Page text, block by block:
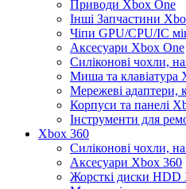
Приводи Xbox One
Інші Запчастини
Чіпи GPU/CPU/IC
Аксесуари Xbox One
Силіконові чохли,
Миша та клавіатура
Мережеві адаптери,
Корпуси та панелі
Інструменти для
Xbox 360
Силіконові чохли,
Аксесуари Xbox 360
Жорсткі диски HDD